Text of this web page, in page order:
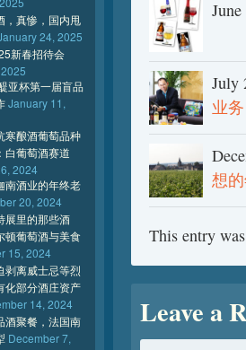
July
业务
想
This entry
Leave a
，真惨，国内甩
24, 2025
新春招待会
亚杯第一届盲品
January 11,
寒酿酒葡萄品种
白葡萄酒赛道
2024
南酒业的年终老
20, 2024
展里的那些酒
顿葡萄酒与美食
15, 2024
剥离威士忌等烈
化部分酒庄资产
14, 2024
酒聚餐，法国南
December 7,